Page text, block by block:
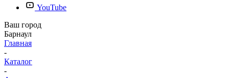
YouTube
Ваш город
Барнаул
Главная
-
Каталог
-